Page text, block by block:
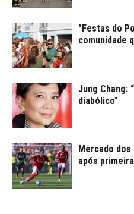
"Festas do
comunidade
Jung Chang:
diabólico”
Mercado
após